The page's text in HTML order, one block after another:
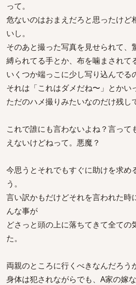
って。
危ないのはおまえだろと思ったけど
いし。
そのあと撮った写真を見せられて、
縛られてる手とか、布を噛まされて
いくつか端っこに少し写り込んでる
それは「これはダメだね〜」とかい
ただのハメ撮りみたいなのだけ残し
これで誰にも言わないよね？言って
えないけどねって。悪魔？
今思うとそれでもすぐに助けを求め
う。
言い訳かもだけどそれを言われた時
んな事が
どさっと頭の上に落ちてきて全ての
た。
両親のところに行くべきなんだろう
身体は犯されながらでも、A家の嫁